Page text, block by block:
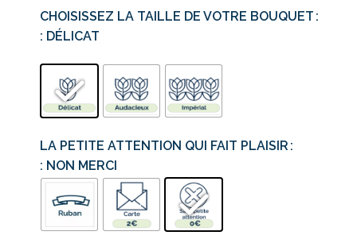
CHOISISSEZ LA TAILLE DE VOTRE BOUQUET
: DÉLICAT
LA PETITE ATTENTION QUI FAIT PLAISIR
: NON MERCI